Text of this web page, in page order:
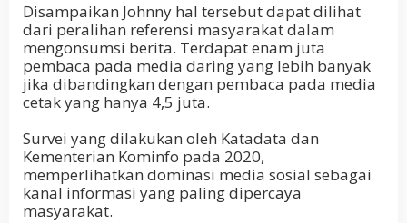
Disampaikan Johnny hal tersebut dapat dilihat
dari peralihan referensi masyarakat dalam
mengonsumsi berita. Terdapat enam juta
pembaca pada media daring yang lebih banyak
jika dibandingkan dengan pembaca pada media
cetak yang hanya 4,5 juta.
Survei yang dilakukan oleh Katadata dan
Kementerian Kominfo pada 2020,
memperlihatkan dominasi media sosial sebagai
kanal informasi yang paling dipercaya
masyarakat.